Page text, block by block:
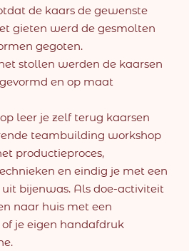
de kaars de gewenste
gieten werd de gesmolten
gegoten.
stollen werden de kaarsen
en op maat
leer je zelf terug kaarsen
teambuilding workshop
productieproces,
en eindig je met een
bijenwas. Als doe-activiteit
naar huis met een
je eigen handafdruk